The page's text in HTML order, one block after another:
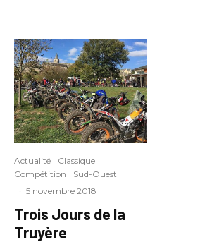
Actualité
Classique
Compétition
Sud-Ouest
· 5 novembre 2018
Trois Jours de la
Truyère